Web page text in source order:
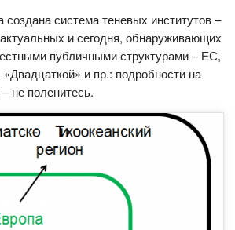
система теневых институтов –
и сегодня, обнаруживающих
публичными структурами – ЕС,
и пр.: подробности на
не поленитесь.